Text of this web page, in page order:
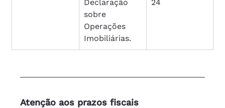
Declaração
sobre
Operações
Imobiliárias.
24
Atenção aos prazos fiscais